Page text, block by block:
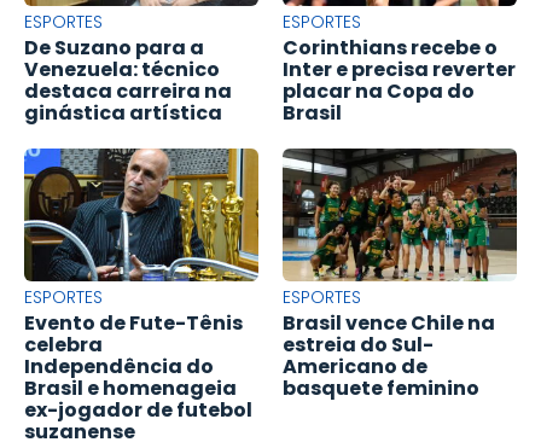
ESPORTES
De Suzano para a
Venezuela: técnico
destaca carreira na
ginástica artística
ESPORTES
Corinthians recebe o
Inter e precisa reverter
placar na Copa do
Brasil
ESPORTES
Evento de Fute-Tênis
celebra
Independência do
Brasil e homenageia
ex-jogador de futebol
suzanense
ESPORTES
Brasil vence Chile na
estreia do Sul-
Americano de
basquete feminino